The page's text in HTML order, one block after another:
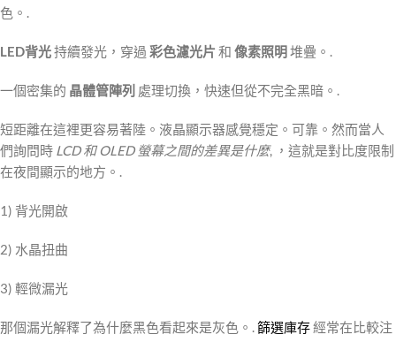
色。.
LED背光持續發光，穿過 彩色濾光片 和 像素照明堆疊。.
一個密集的 晶體管陣列 處理切換，快速但從不完全黑暗。.
短距離在這裡更容易著陸。液晶顯示器感覺穩定。可靠。然而當人
們詢問時 LCD 和 OLED 螢幕之間的差異是什麼, ，這就是對比度限制
在夜間顯示的地方。.
1) 背光開啟
2) 水晶扭曲
3) 輕微漏光
那個漏光解釋了為什麼黑色看起來是灰色。.篩選庫存經常在比較注